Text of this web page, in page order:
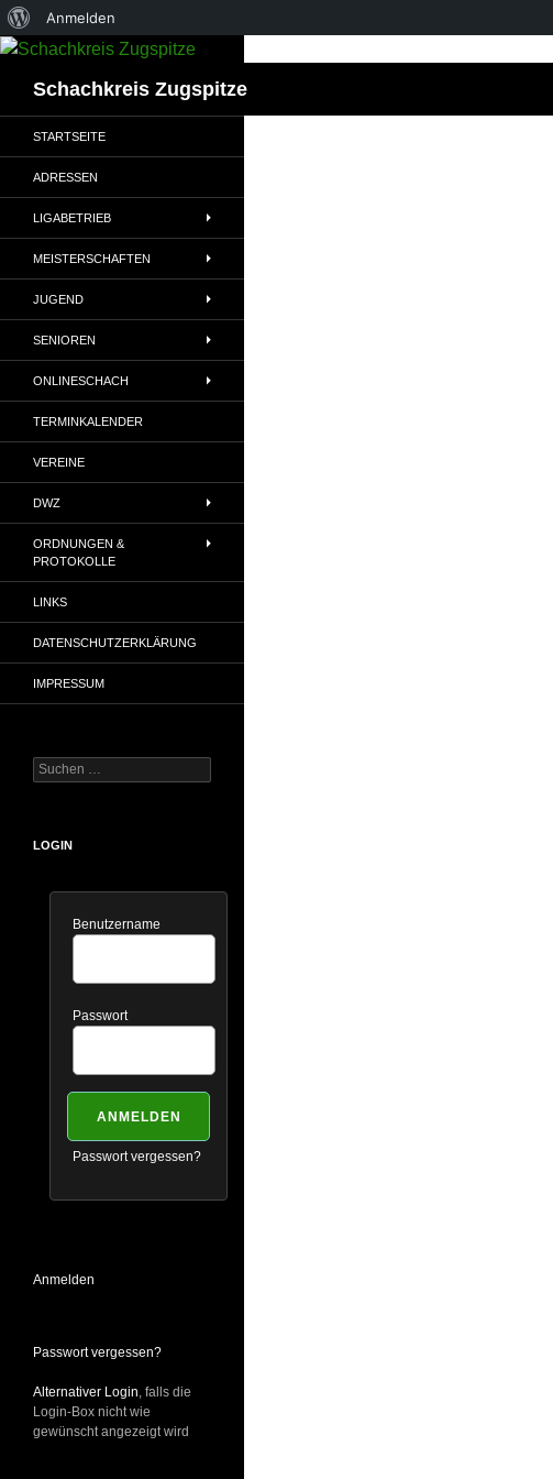
Über
WordPress
Anmelden
Zum
springenSchachkreis Zugspitze
STARTSEITE
ADRESSEN
LIGABETRIEB
MEISTERSCHAFTEN
JUGEND
SENIOREN
ONLINESCHACH
TERMINKALENDER
VEREINE
DWZ
ORDNUNGEN &
PROTOKOLLE
LINKS
DATENSCHUTZERKLÄRUNG
IMPRESSUM
Suchen
nach:
LOGIN
Benutzername
Passwort
Passwort vergessen?
Anmelden
Passwort vergessen?
Alternativer Login , falls die
Login-Box nicht wie
gewünscht angezeigt wird